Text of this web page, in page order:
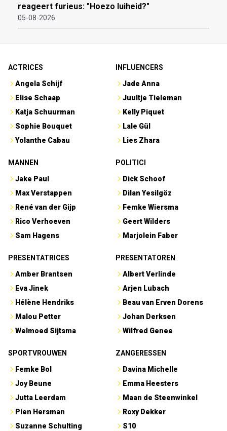
reageert furieus: "Hoezo luiheid?"
05-08-2026
ACTRICES
Angela Schijf
Elise Schaap
Katja Schuurman
Sophie Bouquet
Yolanthe Cabau
INFLUENCERS
Jade Anna
Juultje Tieleman
Kelly Piquet
Lale Gül
Lies Zhara
MANNEN
Jake Paul
Max Verstappen
René van der Gijp
Rico Verhoeven
Sam Hagens
POLITICI
Dick Schoof
Dilan Yesilgöz
Femke Wiersma
Geert Wilders
Marjolein Faber
PRESENTATRICES
Amber Brantsen
Eva Jinek
Hélène Hendriks
Malou Petter
Welmoed Sijtsma
PRESENTATOREN
Albert Verlinde
Arjen Lubach
Beau van Erven Dorens
Johan Derksen
Wilfred Genee
SPORTVROUWEN
Femke Bol
Joy Beune
Jutta Leerdam
Pien Hersman
Suzanne Schulting
ZANGERESSEN
Davina Michelle
Emma Heesters
Maan de Steenwinkel
Roxy Dekker
S10